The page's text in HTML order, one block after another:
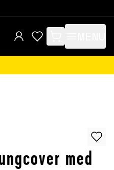
items in cart, view
med